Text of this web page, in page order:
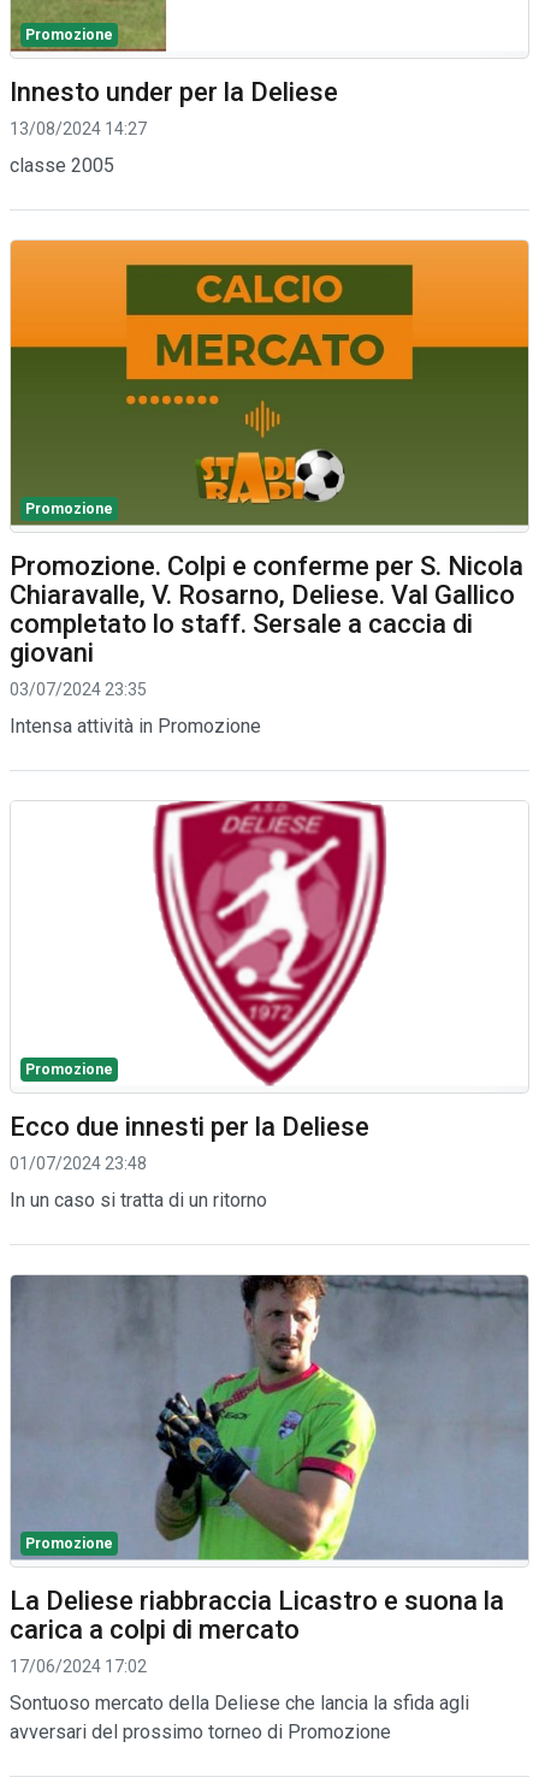
Promozione
Innesto under per la Deliese
13/08/2024 14:27
classe 2005
Promozione
Promozione. Colpi e conferme per S. Nicola
Chiaravalle, V. Rosarno, Deliese. Val Gallico
completato lo staff. Sersale a caccia di
giovani
03/07/2024 23:35
Intensa attività in Promozione
Promozione
Ecco due innesti per la Deliese
01/07/2024 23:48
In un caso si tratta di un ritorno
Promozione
La Deliese riabbraccia Licastro e suona la
carica a colpi di mercato
17/06/2024 17:02
Sontuoso mercato della Deliese che lancia la sfida agli
avversari del prossimo torneo di Promozione